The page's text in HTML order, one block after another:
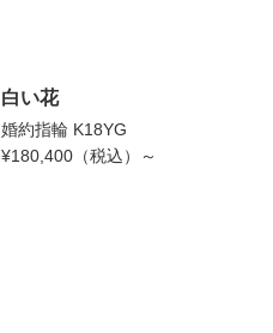
白い花
婚約指輪 K18YG
¥180,400（税込）～